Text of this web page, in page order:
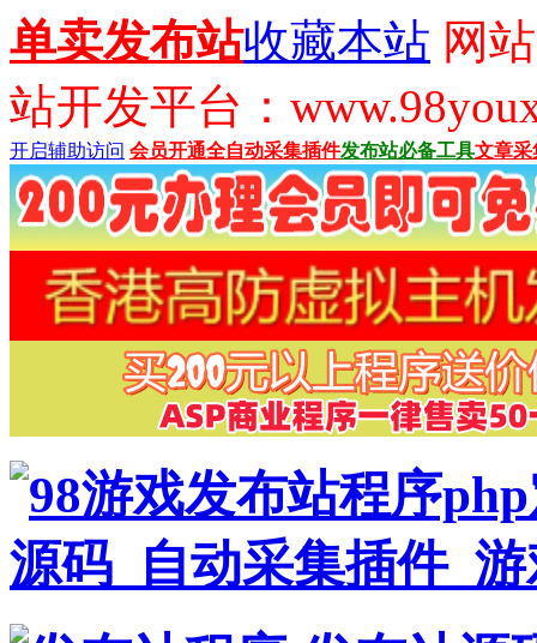
单卖发布站收藏本站 网
站开发平台：
开启辅助访问 会员开通全自动采集插件发布站必备工具文章采